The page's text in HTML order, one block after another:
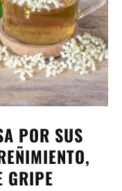
POR SUS
GRIPE